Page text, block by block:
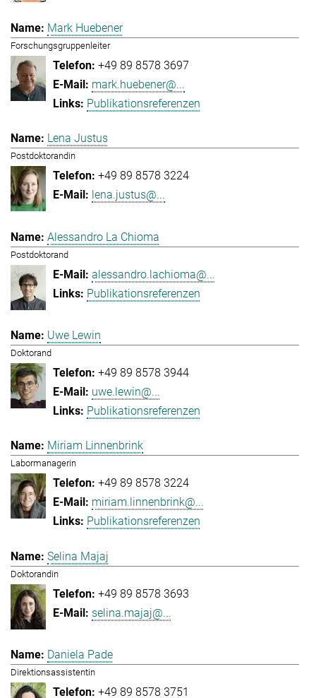
Mark Huebener
Forschungsgruppenleiter
+49 89 8578 3697
mark.huebener@...
Publikationsreferenzen
Lena Justus
Postdoktorandin
+49 89 8578 3224
lena.justus@...
Alessandro La Chioma
Postdoktorand
alessandro.lachioma@...
Publikationsreferenzen
Uwe Lewin
Doktorand
+49 89 8578 3944
uwe.lewin@...
Publikationsreferenzen
Miriam Linnenbrink
Labormanagerin
+49 89 8578 3224
miriam.linnenbrink@...
Publikationsreferenzen
Selina Majaj
Doktorandin
+49 89 8578 3693
selina.majaj@...
Daniela Pade
Direktionsassistentin
+49 89 8578 3751